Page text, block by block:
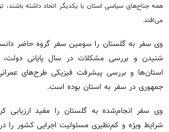
همه جناح‌های سیاسی استان با یکدیگر اتحاد داشته باشند،
می‌افتد.
وی سفر به گلستان را سومین سفر گروه حاضر
شنیدن و بررسی مشکلات در سال پایانی دولت،
استان‌ها و بررسی پیشرفت فیزیکی طرح‌های
جمهوری در سفر به استان بوده است.
وی سفر انجام‌شده به گلستان را مفید
شرایط ویژه و کم‌نظیری مسئولیت اجرایی کشور را